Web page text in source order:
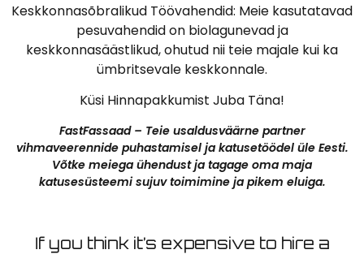
Keskkonnasõbralikud Töövahendid: Meie kasutatavad
pesuvahendid on biolagunevad ja
keskkonnasäästlikud, ohutud nii teie majale kui ka
ümbritsevale keskkonnale.
Küsi Hinnapakkumist Juba Täna!
FastFassaad – Teie usaldusväärne partner
vihmaveerennide puhastamisel ja katusetöödel üle Eesti.
Võtke meiega ühendust ja tagage oma maja
katusesüsteemi sujuv toimimine ja pikem eluiga.
If you think it’s expensive to hire a